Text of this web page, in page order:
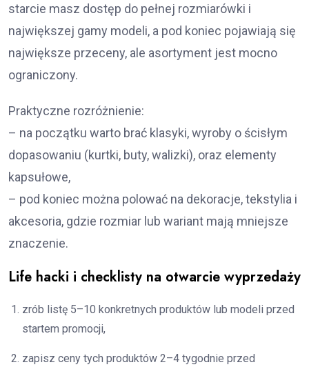
starcie masz dostęp do pełnej rozmiarówki i
największej gamy modeli, a pod koniec pojawiają się
największe przeceny, ale asortyment jest mocno
ograniczony.
Praktyczne rozróżnienie:
– na początku warto brać klasyki, wyroby o ścisłym
dopasowaniu (kurtki, buty, walizki), oraz elementy
kapsułowe,
– pod koniec można polować na dekoracje, tekstylia i
akcesoria, gdzie rozmiar lub wariant mają mniejsze
znaczenie.
Life hacki i checklisty na otwarcie wyprzedaży
zrób listę 5–10 konkretnych produktów lub modeli przed
startem promocji,
zapisz ceny tych produktów 2–4 tygodnie przed